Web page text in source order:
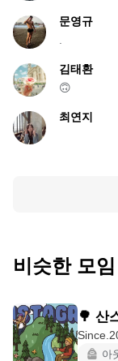
문영규
.
김태환
🙃
최연지
비슷한 모임
🌳 산
아